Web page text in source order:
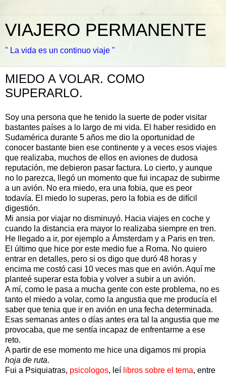
VIAJERO PERMANENTE
" La vida es un continuo viaje "
MIEDO A VOLAR. COMO
SUPERARLO.
Soy una persona que he tenido la suerte de poder visitar
bastantes países a lo largo de mi vida. El haber residido en
Sudamérica durante 5 años me dio la oportunidad de
conocer bastante bien ese continente y a veces esos viajes
que realizaba, muchos de ellos en aviones de dudosa
reputación, me debieron pasar factura. Lo cierto, y aunque
no lo parezca, llegó un momento que fui incapaz de subirme
a un avión. No era miedo, era una fobia, que es peor
todavía. El miedo lo superas, pero la fobia es de difícil
digestión.
Mi ansia por viajar no disminuyó. Hacia viajes en coche y
cuando la distancia era mayor lo realizaba siempre en tren.
He llegado a ir, por ejemplo a Ámsterdam y a Paris en tren.
El último que hice por este medio fue a Roma. No quiero
entrar en detalles, pero si os digo que duró 48 horas y
encima me costó casi 10 veces mas que en avión. Aquí me
planteé superar esta fobia y volver a subir a un avión.
A mí, como le pasa a mucha gente con este problema, no es
tanto el miedo a volar, como la angustia que me producía el
saber que tenia que ir en avión en una fecha determinada.
Esas semanas antes o días antes era tal la angustia que me
provocaba, que me sentía incapaz de enfrentarme a ese
reto.
A partir de ese momento me hice una digamos mi propia
hoja de ruta.
Fui a Psiquiatras, psicologos, leí libros sobre el tema, entre